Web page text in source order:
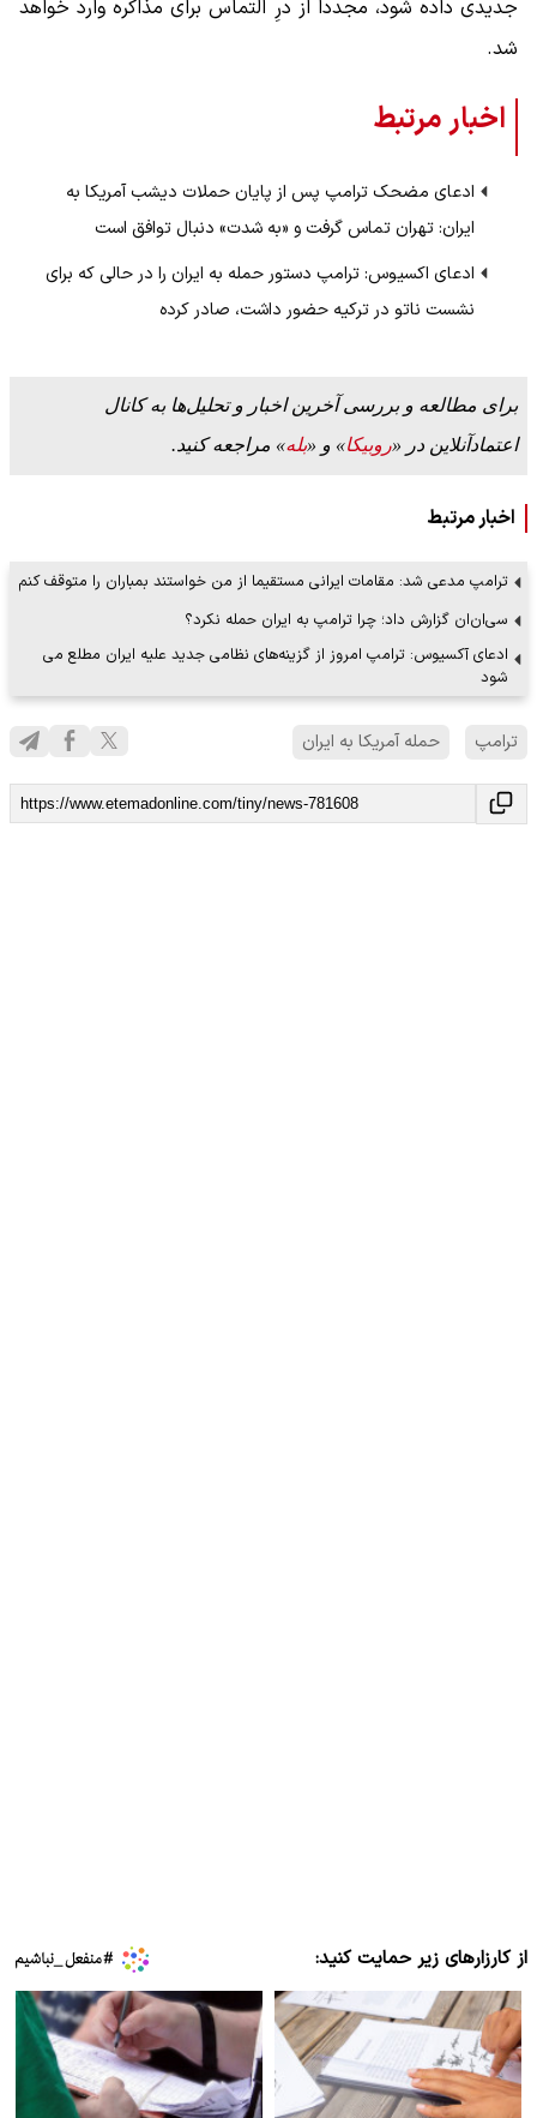
جدیدی داده شود، مجدداً از درِ التماس برای مذاکره وارد خواهد
شد.
اخبار مرتبط
ادعای مضحک ترامپ پس از پایان حملات دیشب آمریکا به
ایران: تهران تماس گرفت و «به‌ شدت» دنبال توافق است
ادعای اکسیوس: ترامپ دستور حمله به ایران را در حالی که برای
نشست ناتو در ترکیه حضور داشت، صادر کرده
برای مطالعه و بررسی آخرین اخبار و تحلیل‌ها به کانال
اعتمادآنلاین در «روبیکا» و «بله» مراجعه کنید.
اخبار مرتبط
ترامپ مدعی شد: مقامات ایرانی مستقیما از من خواستند بمباران را متوقف کنم
سی‌ان‌ان گزارش داد؛ چرا ترامپ به ایران حمله نکرد؟
ادعای آکسیوس: ترامپ امروز از گزینه‌های نظامی جدید علیه ایران مطلع می
شود
ترامپ حمله آمریکا به ایران
از کارزارهای زیر حمایت کنید: